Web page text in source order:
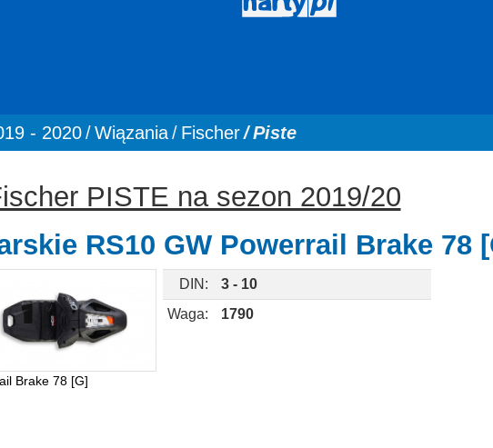
- 2020 Wiązania Fischer Piste
PISTE na sezon 2019/20
RS10 GW Powerrail Brake 78
Brake 78 [G]
DIN:
3 - 10
Waga:
1790